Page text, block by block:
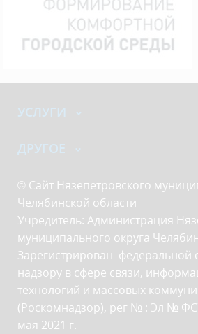
УСЛУГИ
ДРУГОЕ
© Сайт Нязепетровского
Челябинской области
Учредитель: Администрация
муниципального округа
Зарегистрирован федеральной
надзору в сфере связи,
технологий и массовых
(Роскомнадзор), рег № : Эл №
мая 2021 г.